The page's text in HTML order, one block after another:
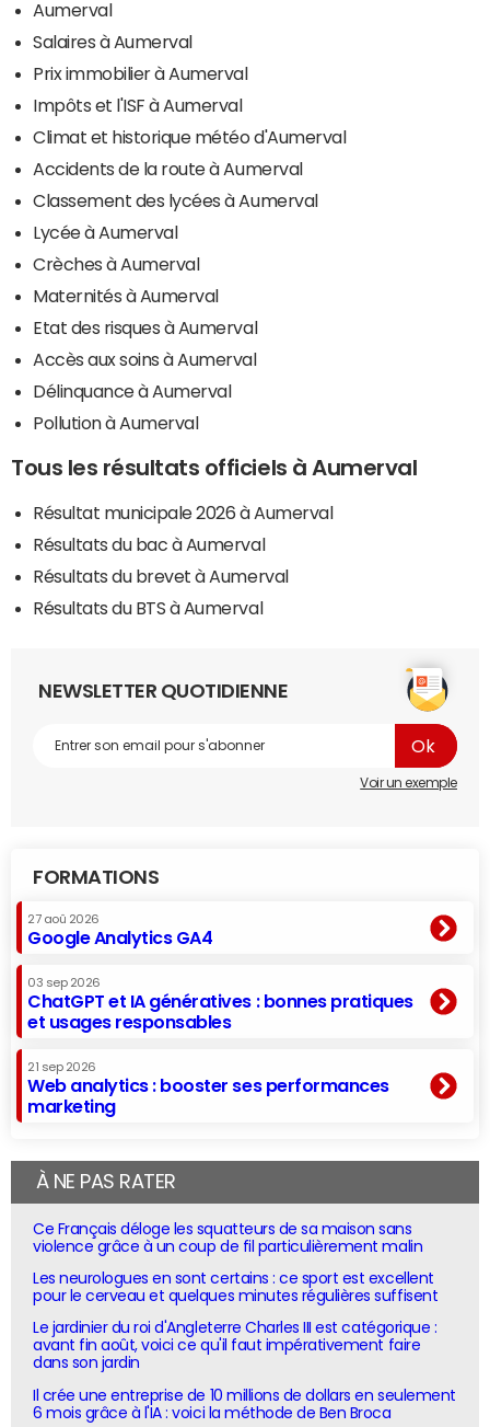
Aumerval
Salaires à Aumerval
Prix immobilier à Aumerval
Impôts et l'ISF à Aumerval
Climat et historique météo d'Aumerval
Accidents de la route à Aumerval
Classement des lycées à Aumerval
Lycée à Aumerval
Crèches à Aumerval
Maternités à Aumerval
Etat des risques à Aumerval
Accès aux soins à Aumerval
Délinquance à Aumerval
Pollution à Aumerval
Tous les résultats officiels à Aumerval
Résultat municipale 2026 à Aumerval
Résultats du bac à Aumerval
Résultats du brevet à Aumerval
Résultats du BTS à Aumerval
NEWSLETTER QUOTIDIENNE
Voir un exemple
FORMATIONS
27 aoû 2026
Google Analytics GA4
03 sep 2026
ChatGPT et IA génératives : bonnes pratiques
et usages responsables
21 sep 2026
Web analytics : booster ses performances
marketing
À NE PAS RATER
Ce Français déloge les squatteurs de sa maison sans
violence grâce à un coup de fil particulièrement malin
Les neurologues en sont certains : ce sport est excellent
pour le cerveau et quelques minutes régulières suffisent
Le jardinier du roi d'Angleterre Charles III est catégorique :
avant fin août, voici ce qu'il faut impérativement faire
dans son jardin
Il crée une entreprise de 10 millions de dollars en seulement
6 mois grâce à l'IA : voici la méthode de Ben Broca